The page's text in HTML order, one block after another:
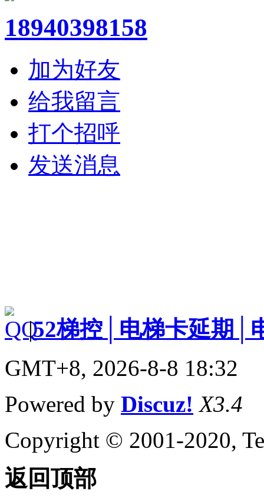
18940398158
加为好友
给我留言
打个招呼
发送消息
|52梯控│电梯卡延期│
GMT+8, 2026-8-8 18:32
Powered by Discuz! X3.4
Copyright © 2001-2020,
返回顶部